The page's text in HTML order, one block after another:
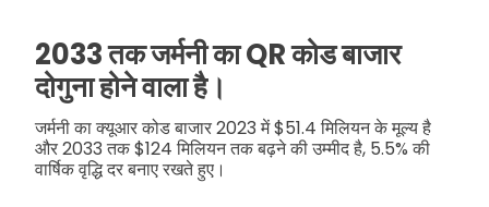
2033 तक जर्मनी का QR कोड बाजार
दोगुना होने वाला है।
जर्मनी का क्यूआर कोड बाजार 2023 में $51.4 मिलियन के मूल्य है
और 2033 तक $124 मिलियन तक बढ़ने की उम्मीद है, 5.5% की
वार्षिक वृद्धि दर बनाए रखते हुए।